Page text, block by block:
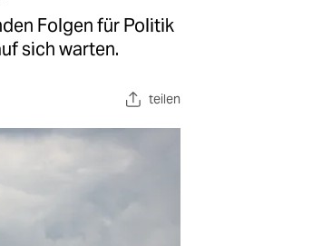
Folgen für Politik
sich warten.
teilen